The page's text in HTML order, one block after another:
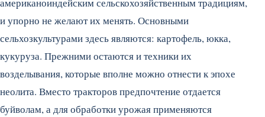
американоиндейским сельскохозяйственным традициям,
и упорно не желают их менять. Основными
сельхозкультурами здесь являются: картофель, юкка,
кукуруза. Прежними остаются и техники их
возделывания, которые вполне можно отнести к эпохе
неолита. Вместо тракторов предпочтение отдается
буйволам, а для обработки урожая применяются